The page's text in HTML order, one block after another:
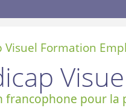
francophone pour la